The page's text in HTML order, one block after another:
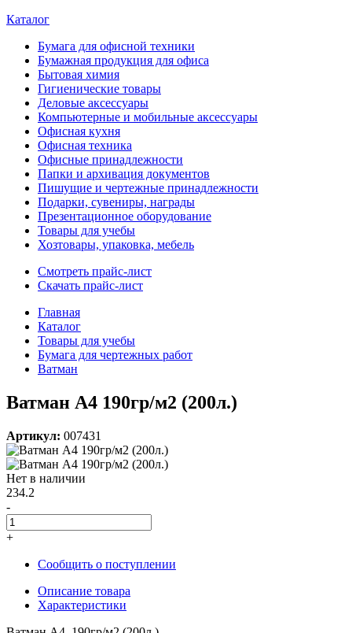
Каталог
Бумага для офисной техники
Бумажная продукция для офиса
Бытовая химия
Гигиенические товары
Деловые аксессуары
Компьютерные и мобильные аксессуары
Офисная кухня
Офисная техника
Офисные принадлежности
Папки и архивация документов
Пишущие и чертежные принадлежности
Подарки, сувениры, награды
Презентационное оборудование
Товары для учебы
Хозтовары, упаковка, мебель
Смотреть прайс-лист
Скачать прайс-лист
Главная
Каталог
Товары для учебы
Бумага для чертежных работ
Ватман
Ватман А4 190гр/м2 (200л.)
Артикул: 007431
Нет в наличии
234.2
-
+
Сообщить о поступлении
Описание товара
Характеристики